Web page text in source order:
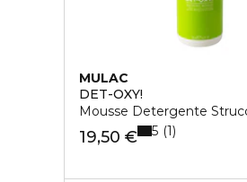
MULAC
DET-OXY!
Mousse Detergente
19,50 € 5 1